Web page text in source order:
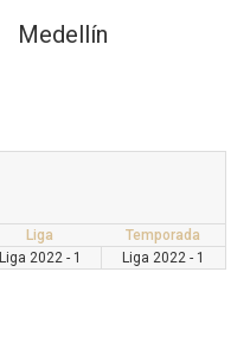
Medellín
Liga
Temporada
Liga 2022 - 1 Liga 2022 - 1